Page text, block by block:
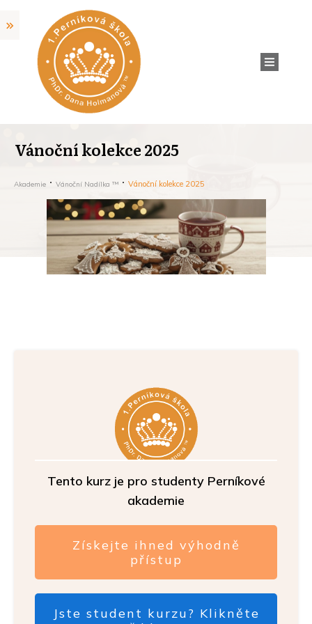
Vánoční kolekce 2025
Akademie Vánoční Nadílka ™ Vánoční kolekce 2025
Tento kurz je pro studenty Perníkové
akademie
Získejte ihned výhodně
přístup
Jste student kurzu? Klikněte